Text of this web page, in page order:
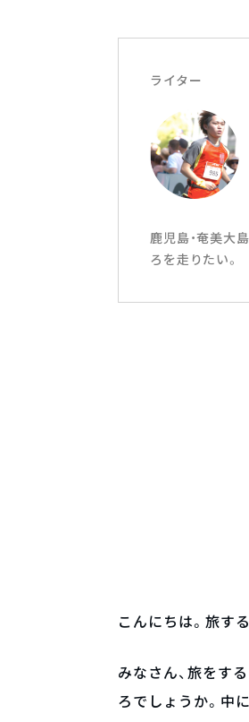
ライター
鹿児島・奄美大
ろを走りたい。
こんにちは。旅す
みなさん、旅をす
ろでしょうか。中